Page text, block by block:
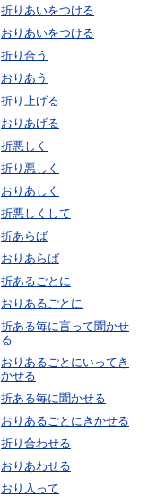
折りあいをつける
おりあいをつける
折り合う
おりあう
折り上げる
おりあげる
折悪しく
折り悪しく
おりあしく
折悪しくして
折あらば
おりあらば
折あるごとに
おりあるごとに
折ある毎に言って聞かせ
る
おりあるごとにいってき
かせる
折ある毎に聞かせる
おりあるごとにきかせる
折り合わせる
おりあわせる
おり入って